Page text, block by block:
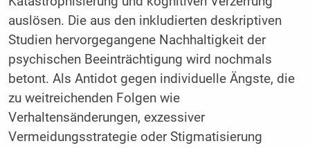
auslösen. Die aus den inkludierten deskriptiven
Studien hervorgegangene Nachhaltigkeit der
psychischen Beeinträchtigung wird nochmals
betont. Als Antidot gegen individuelle Ängste, die
zu weitreichenden Folgen wie
Verhaltensänderungen, exzessiver
Vermeidungsstrategie oder Stigmatisierung